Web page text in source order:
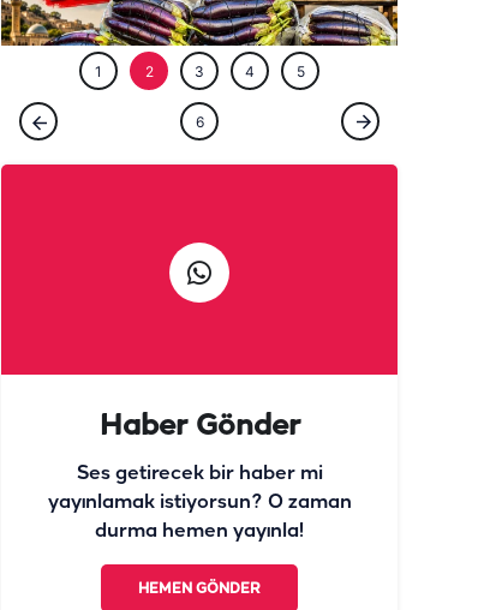
ÖZEL HABER
Tarladan patlıcan kebabına uzanan lezzet
1 2 3 4 5
6
Haber Gönder
Ses getirecek bir haber mi
yayınlamak istiyorsun? O zaman
durma hemen yayınla!
HEMEN GÖNDER